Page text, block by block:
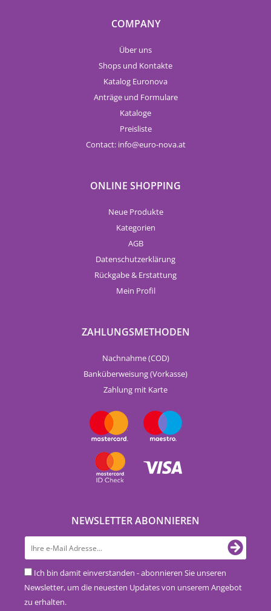
COMPANY
Über uns
Shops und Kontakte
Katalog Euronova
Anträge und Formulare
Kataloge
Preisliste
Contact: info euro-nova.at
ONLINE SHOPPING
Neue Produkte
Kategorien
AGB
Datenschutzerklärung
Rückgabe & Erstattung
Mein Profil
ZAHLUNGSMETHODEN
Nachnahme (COD)
Banküberweisung (Vorkasse)
Zahlung mit Karte
NEWSLETTER ABONNIEREN
Ich bin damit einverstanden - abonnieren Sie unseren
Newsletter, um die neuesten Updates von unserem Angebot
zu erhalten.